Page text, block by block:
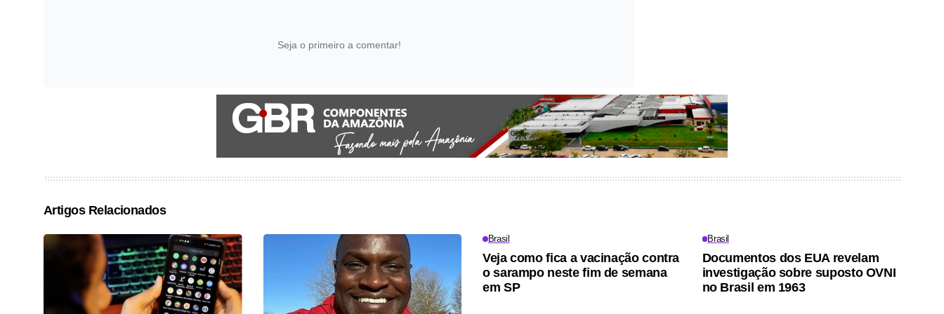
Seja o primeiro a comentar!
Artigos Relacionados
Brasil
Veja como fica a vacinação contra
o sarampo neste fim de semana
em SP
Brasil
Documentos dos EUA revelam
investigação sobre suposto OVNI
no Brasil em 1963